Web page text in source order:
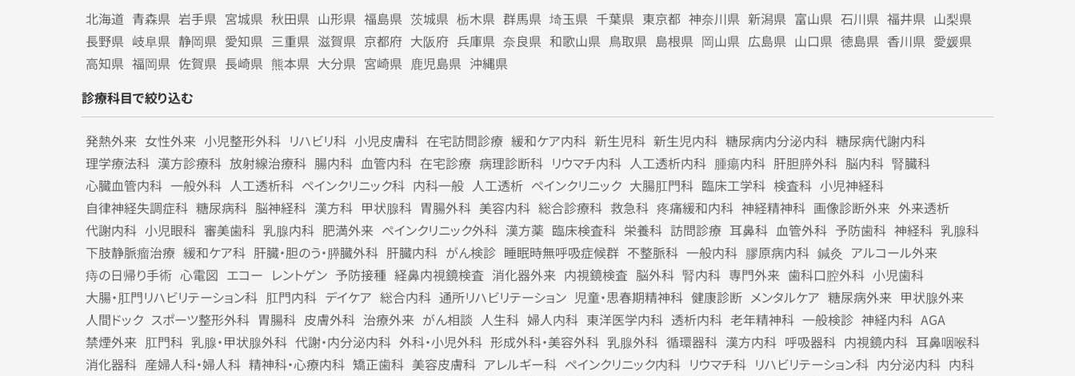
北海道 青森県 岩手県 宮城県 秋田県 山形県 福島県 茨城県 栃木県 群馬県 埼玉県 千葉県 東京都 神奈川県 新潟県 富山県 石川県 福井県 山梨県
長野県 岐阜県 静岡県 愛知県 三重県 滋賀県 京都府 大阪府 兵庫県 奈良県 和歌山県 鳥取県 島根県 岡山県 広島県 山口県 徳島県 香川県 愛媛県
高知県 福岡県 佐賀県 長崎県 熊本県 大分県 宮崎県 鹿児島県 沖縄県
診療科目で絞り込む
発熱外来 女性外来 小児整形外科 リハビリ科 小児皮膚科 在宅訪問診療 緩和ケア内科 新生児科 新生児内科 糖尿病内分泌内科 糖尿病代謝内科
理学療法科 漢方診療科 放射線治療科 腸内科 血管内科 在宅診療 病理診断科 リウマチ内科 人工透析内科 腫瘍内科 肝胆膵外科 脳内科 腎臓科
心臓血管内科 一般外科 人工透析科 ペインクリニック科 内科一般 人工透析 ペインクリニック 大腸肛門科 臨床工学科 検査科 小児神経科
自律神経失調症科 糖尿病科 脳神経科 漢方科 甲状腺科 胃腸外科 美容内科 総合診療科 救急科 疼痛緩和内科 神経精神科 画像診断外来 外来透析
代謝内科 小児眼科 審美歯科 乳腺内科 肥満外来 ペインクリニック外科 漢方薬 臨床検査科 栄養科 訪問診療 耳鼻科 血管外科 予防歯科 神経科 乳腺科
下肢静脈瘤治療 緩和ケア科 肝臓・胆のう・膵臓外科 肝臓内科 がん検診 睡眠時無呼吸症候群 不整脈科 一般内科 膠原病内科 鍼灸 アルコール外来
痔の日帰り手術 心電図 エコー レントゲン 予防接種 経鼻内視鏡検査 消化器外来 内視鏡検査 脳外科 腎内科 専門外来 歯科口腔外科 小児歯科
大腸・肛門リハビリテーション科 肛門内科 デイケア 総合内科 通所リハビリテーション 児童・思春期精神科 健康診断 メンタルケア 糖尿病外来 甲状腺外来
人間ドック スポーツ整形外科 胃腸科 皮膚外科 治療外来 がん相談 人生科 婦人内科 東洋医学内科 透析内科 老年精神科 一般検診 神経内科 AGA
禁煙外来 肛門科 乳腺・甲状腺外科 代謝・内分泌内科 外科・小児外科 形成外科・美容外科 乳腺外科 循環器科 漢方内科 呼吸器科 内視鏡内科 耳鼻咽喉科
消化器科 産婦人科・婦人科 精神科・心療内科 矯正歯科 美容皮膚科 アレルギー科 ペインクリニック内科 リウマチ科 リハビリテーション科 内分泌内科 内科